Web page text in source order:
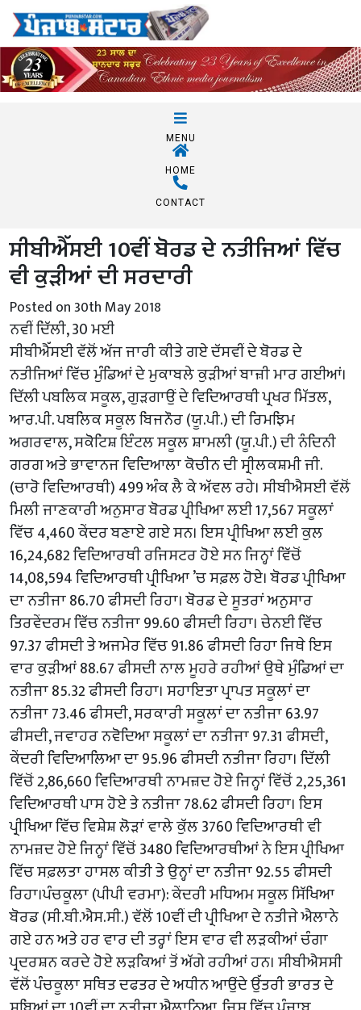
MENU
HOME
CONTACT
ਸੀਬੀਐੱਸਈ 10ਵੀਂ ਬੋਰਡ ਦੇ ਨਤੀਜਿਆਂ ਵਿੱਚ
ਵੀ ਕੁੜੀਆਂ ਦੀ ਸਰਦਾਰੀ
Posted on 30th May 2018
ਨਵੀਂ ਦਿੱਲੀ, 30 ਮਈ
ਸੀਬੀਐੱਸਈ ਵੱਲੋਂ ਅੱਜ ਜਾਰੀ ਕੀਤੇ ਗਏ ਦੱਸਵੀਂ ਦੇ ਬੋਰਡ ਦੇ
ਨਤੀਜਿਆਂ ਵਿੱਚ ਮੁੰਡਿਆਂ ਦੇ ਮੁਕਾਬਲੇ ਕੁੜੀਆਂ ਬਾਜ਼ੀ ਮਾਰ ਗਈਆਂ।
ਦਿੱਲੀ ਪਬਲਿਕ ਸਕੂਲ, ਗੁੜਗਾਉਂ ਦੇ ਵਿਦਿਆਰਥੀ ਪ੍ਰਖਰ ਮਿੱਤਲ,
ਆਰ.ਪੀ. ਪਬਲਿਕ ਸਕੂਲ ਬਿਜਨੌਰ (ਯੂ.ਪੀ.) ਦੀ ਰਿਮਝਿਮ
ਅਗਰਵਾਲ, ਸਕੋਟਿਸ਼ ਇੰਟਲ ਸਕੂਲ ਸ਼ਾਮਲੀ (ਯੂ.ਪੀ.) ਦੀ ਨੰਦਿਨੀ
ਗਰਗ ਅਤੇ ਭਾਵਾਨਜ ਵਿਦਿਆਲਾ ਕੋਚੀਨ ਦੀ ਸ੍ਰੀਲਕਸ਼ਮੀ ਜੀ.
(ਚਾਰੋ ਵਿਦਿਆਰਥੀ) 499 ਅੰਕ ਲੈ ਕੇ ਅੱਵਲ ਰਹੇ। ਸੀਬੀਐਸਈ ਵੱਲੋਂ
ਮਿਲੀ ਜਾਣਕਾਰੀ ਅਨੁਸਾਰ ਬੋਰਡ ਪ੍ਰੀਖਿਆ ਲਈ 17,567 ਸਕੂਲਾਂ
ਵਿੱਚ 4,460 ਕੇਂਦਰ ਬਣਾਏ ਗਏ ਸਨ। ਇਸ ਪ੍ਰੀਖਿਆ ਲਈ ਕੁਲ
16,24,682 ਵਿਦਿਆਰਥੀ ਰਜਿਸਟਰ ਹੋਏ ਸਨ ਜਿਨ੍ਹਾਂ ਵਿੱਚੋਂ
14,08,594 ਵਿਦਿਆਰਥੀ ਪ੍ਰੀਖਿਆ ’ਚ ਸਫ਼ਲ ਹੋਏ। ਬੋਰਡ ਪ੍ਰੀਖਿਆ
ਦਾ ਨਤੀਜਾ 86.70 ਫੀਸਦੀ ਰਿਹਾ। ਬੋਰਡ ਦੇ ਸੂਤਰਾਂ ਅਨੁਸਾਰ
ਤਿਰਵੇਂਦਰਮ ਵਿੱਚ ਨਤੀਜਾ 99.60 ਫੀਸਦੀ ਰਿਹਾ। ਚੇਨਈ ਵਿੱਚ
97.37 ਫੀਸਦੀ ਤੇ ਅਜਮੇਰ ਵਿੱਚ 91.86 ਫੀਸਦੀ ਰਿਹਾ ਜਿਥੇ ਇਸ
ਵਾਰ ਕੁੜੀਆਂ 88.67 ਫੀਸਦੀ ਨਾਲ ਮੂਹਰੇ ਰਹੀਆਂ ਉਥੇ ਮੁੰਡਿਆਂ ਦਾ
ਨਤੀਜਾ 85.32 ਫੀਸਦੀ ਰਿਹਾ। ਸਹਾਇਤਾ ਪ੍ਰਾਪਤ ਸਕੂਲਾਂ ਦਾ
ਨਤੀਜਾ 73.46 ਫੀਸਦੀ, ਸਰਕਾਰੀ ਸਕੂਲਾਂ ਦਾ ਨਤੀਜਾ 63.97
ਫੀਸਦੀ, ਜਵਾਹਰ ਨਵੋਦਿਆ ਸਕੂਲਾਂ ਦਾ ਨਤੀਜਾ 97.31 ਫੀਸਦੀ,
ਕੇਂਦਰੀ ਵਿਦਿਆਲਿਆ ਦਾ 95.96 ਫੀਸਦੀ ਨਤੀਜਾ ਰਿਹਾ। ਦਿੱਲੀ
ਵਿੱਚੋਂ 2,86,660 ਵਿਦਿਆਰਥੀ ਨਾਮਜ਼ਦ ਹੋਏ ਜਿਨ੍ਹਾਂ ਵਿੱਚੋਂ 2,25,361
ਵਿਦਿਆਰਥੀ ਪਾਸ ਹੋਏ ਤੇ ਨਤੀਜਾ 78.62 ਫੀਸਦੀ ਰਿਹਾ। ਇਸ
ਪ੍ਰੀਖਿਆ ਵਿੱਚ ਵਿਸ਼ੇਸ਼ ਲੋੜਾਂ ਵਾਲੇ ਕੁੱਲ 3760 ਵਿਦਿਆਰਥੀ ਵੀ
ਨਾਮਜ਼ਦ ਹੋਏ ਜਿਨ੍ਹਾਂ ਵਿੱਚੋਂ 3480 ਵਿਦਿਆਰਥੀਆਂ ਨੇ ਇਸ ਪ੍ਰੀਖਿਆ
ਵਿੱਚ ਸਫ਼ਲਤਾ ਹਾਸਲ ਕੀਤੀ ਤੇ ਉਨ੍ਹਾਂ ਦਾ ਨਤੀਜਾ 92.55 ਫੀਸਦੀ
ਰਿਹਾ।ਪੰਚਕੂਲਾ (ਪੀਪੀ ਵਰਮਾ): ਕੇਂਦਰੀ ਮਧਿਅਮ ਸਕੂਲ ਸਿੱਖਿਆ
ਬੋਰਡ (ਸੀ.ਬੀ.ਐਸ.ਸੀ.) ਵੱਲੋਂ 10ਵੀਂ ਦੀ ਪ੍ਰੀਖਿਆ ਦੇ ਨਤੀਜੇ ਐਲਾਨੇ
ਗਏ ਹਨ ਅਤੇ ਹਰ ਵਾਰ ਦੀ ਤਰ੍ਹਾਂ ਇਸ ਵਾਰ ਵੀ ਲੜਕੀਆਂ ਚੰਗਾ
ਪ੍ਰਦਰਸ਼ਨ ਕਰਦੇ ਹੋਏ ਲੜਕਿਆਂ ਤੋਂ ਅੱਗੇ ਰਹੀਆਂ ਹਨ। ਸੀਬੀਐਸਸੀ
ਵੱਲੋਂ ਪੰਚਕੂਲਾ ਸਥਿਤ ਦਫਤਰ ਦੇ ਅਧੀਨ ਆਉਂਦੇ ਉੱਤਰੀ ਭਾਰਤ ਦੇ